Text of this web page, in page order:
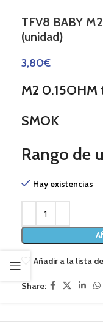
TFV8 BABY
(unidad)
3,80€
M2
SMOK
Rango de
Hay existencias
Añadir a la lista
Share: